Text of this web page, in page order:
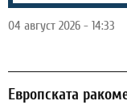
04 август 2026 - 14:33
Европската